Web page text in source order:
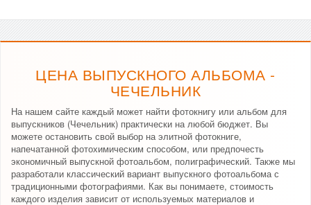
ЦЕНА ВЫПУСКНОГО АЛЬБОМА -
ЧЕЧЕЛЬНИК
На нашем сайте каждый может найти фотокнигу или альбом для
выпускников (Чечельник) практически на любой бюджет. Вы
можете остановить свой выбор на элитной фотокниге,
напечатанной фотохимическим способом, или предпочесть
экономичный выпускной фотоальбом, полиграфический. Также мы
разработали классический вариант выпускного фотоальбома с
традиционными фотографиями. Как вы понимаете, стоимость
каждого изделия зависит от используемых материалов и